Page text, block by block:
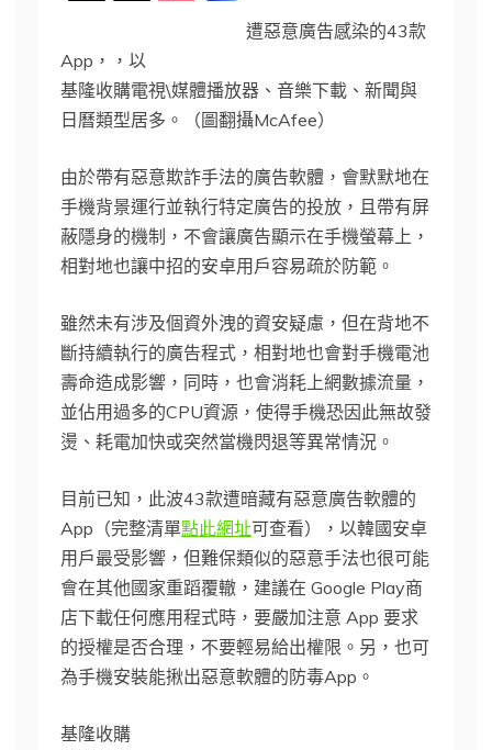
遭惡意廣告感染的43款
App，，以
基隆收購電視\媒體播放器、音樂下載、新聞與
日曆類型居多。（圖翻攝McAfee）
由於帶有惡意欺詐手法的廣告軟體，會默默地在
手機背景運行並執行特定廣告的投放，且帶有屏
蔽隱身的機制，不會讓廣告顯示在手機螢幕上，
相對地也讓中招的安卓用戶容易疏於防範。
雖然未有涉及個資外洩的資安疑慮，但在背地不
斷持續執行的廣告程式，相對地也會對手機電池
壽命造成影響，同時，也會消耗上網數據流量，
並佔用過多的CPU資源，使得手機恐因此無故發
燙、耗電加快或突然當機閃退等異常情況。
目前已知，此波43款遭暗藏有惡意廣告軟體的
App（完整清單點此網址可查看），以韓國安卓
用戶最受影響，但難保類似的惡意手法也很可能
會在其他國家重蹈覆轍，建議在 Google Play商
店下載任何應用程式時，要嚴加注意 App 要求
的授權是否合理，不要輕易給出權限。另，也可
為手機安裝能揪出惡意軟體的防毒App。
基隆收購